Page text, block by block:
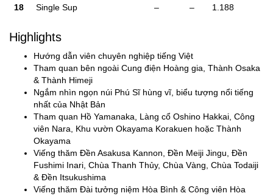
18 Single Sup – – 1.188
Highlights
Hướng dẫn viên chuyên nghiệp tiếng Việt
Tham quan bên ngoài Cung điện Hoàng gia, Thành Osaka
& Thành Himeji
Ngắm nhìn ngọn núi Phú Sĩ hùng vĩ, biểu tượng nổi tiếng
nhất của Nhật Bản
Tham quan Hồ Yamanaka, Làng cổ Oshino Hakkai, Công
viên Nara, Khu vườn Okayama Korakuen hoặc Thành
Okayama
Viếng thăm Đền Asakusa Kannon, Đền Meiji Jingu, Đền
Fushimi Inari, Chùa Thanh Thủy, Chùa Vàng, Chùa Todaiji
& Đền Itsukushima
Viếng thăm Đài tưởng niệm Hòa Bình & Công viên Hòa